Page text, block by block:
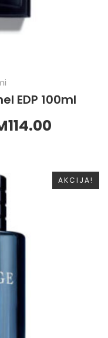
EDP 100ml
114.00
AKCIJA!